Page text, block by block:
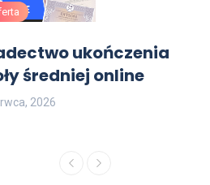
ukończenia
średniej online
2026